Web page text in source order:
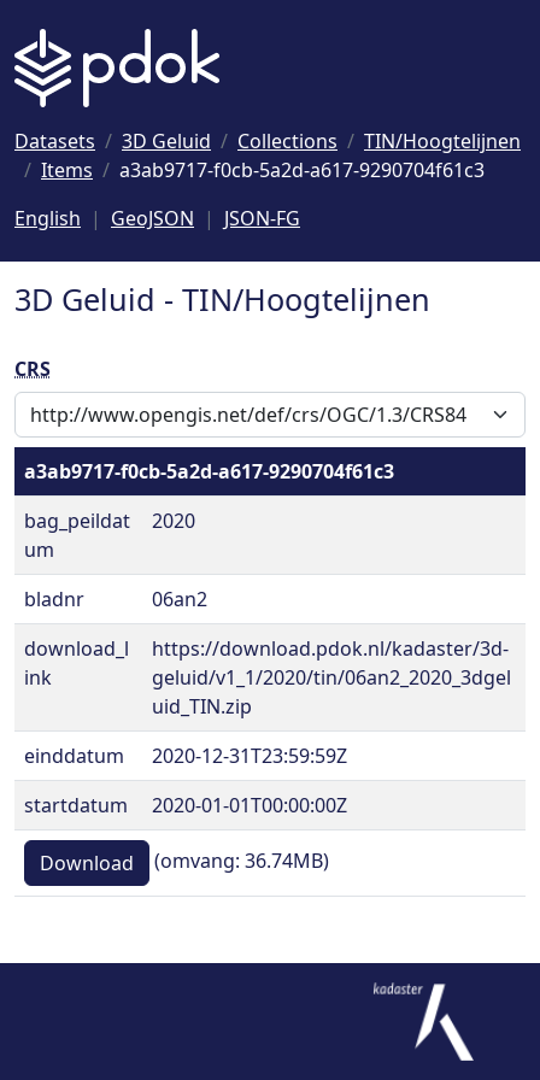
Datasets 3D Geluid Collections
TIN/Hoogtelijnen
Items
a3ab9717-f0cb-5a2d-a617-9290704f61c3
English
GeoJSON JSON-FG
3D Geluid - TIN/Hoogtelijnen
CRS
a3ab9717-f0cb-5a2d-a617-9290704f61c3
bag_peildat
um
2020
bladnr
06an2
download_l
ink
https://download.pdok.nl/kadaster/3d-
geluid/v1_1/2020/tin/06an2_2020_3dgel
uid_TIN.zip
einddatum
2020-12-31T23:59:59Z
startdatum
2020-01-01T00:00:00Z
Download (omvang: 36.74MB)